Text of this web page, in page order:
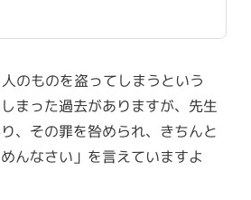
のものを盗ってしまうという
まった過去がありますが、先生
、その罪を咎められ、きちんと
んなさい」を言えていますよ